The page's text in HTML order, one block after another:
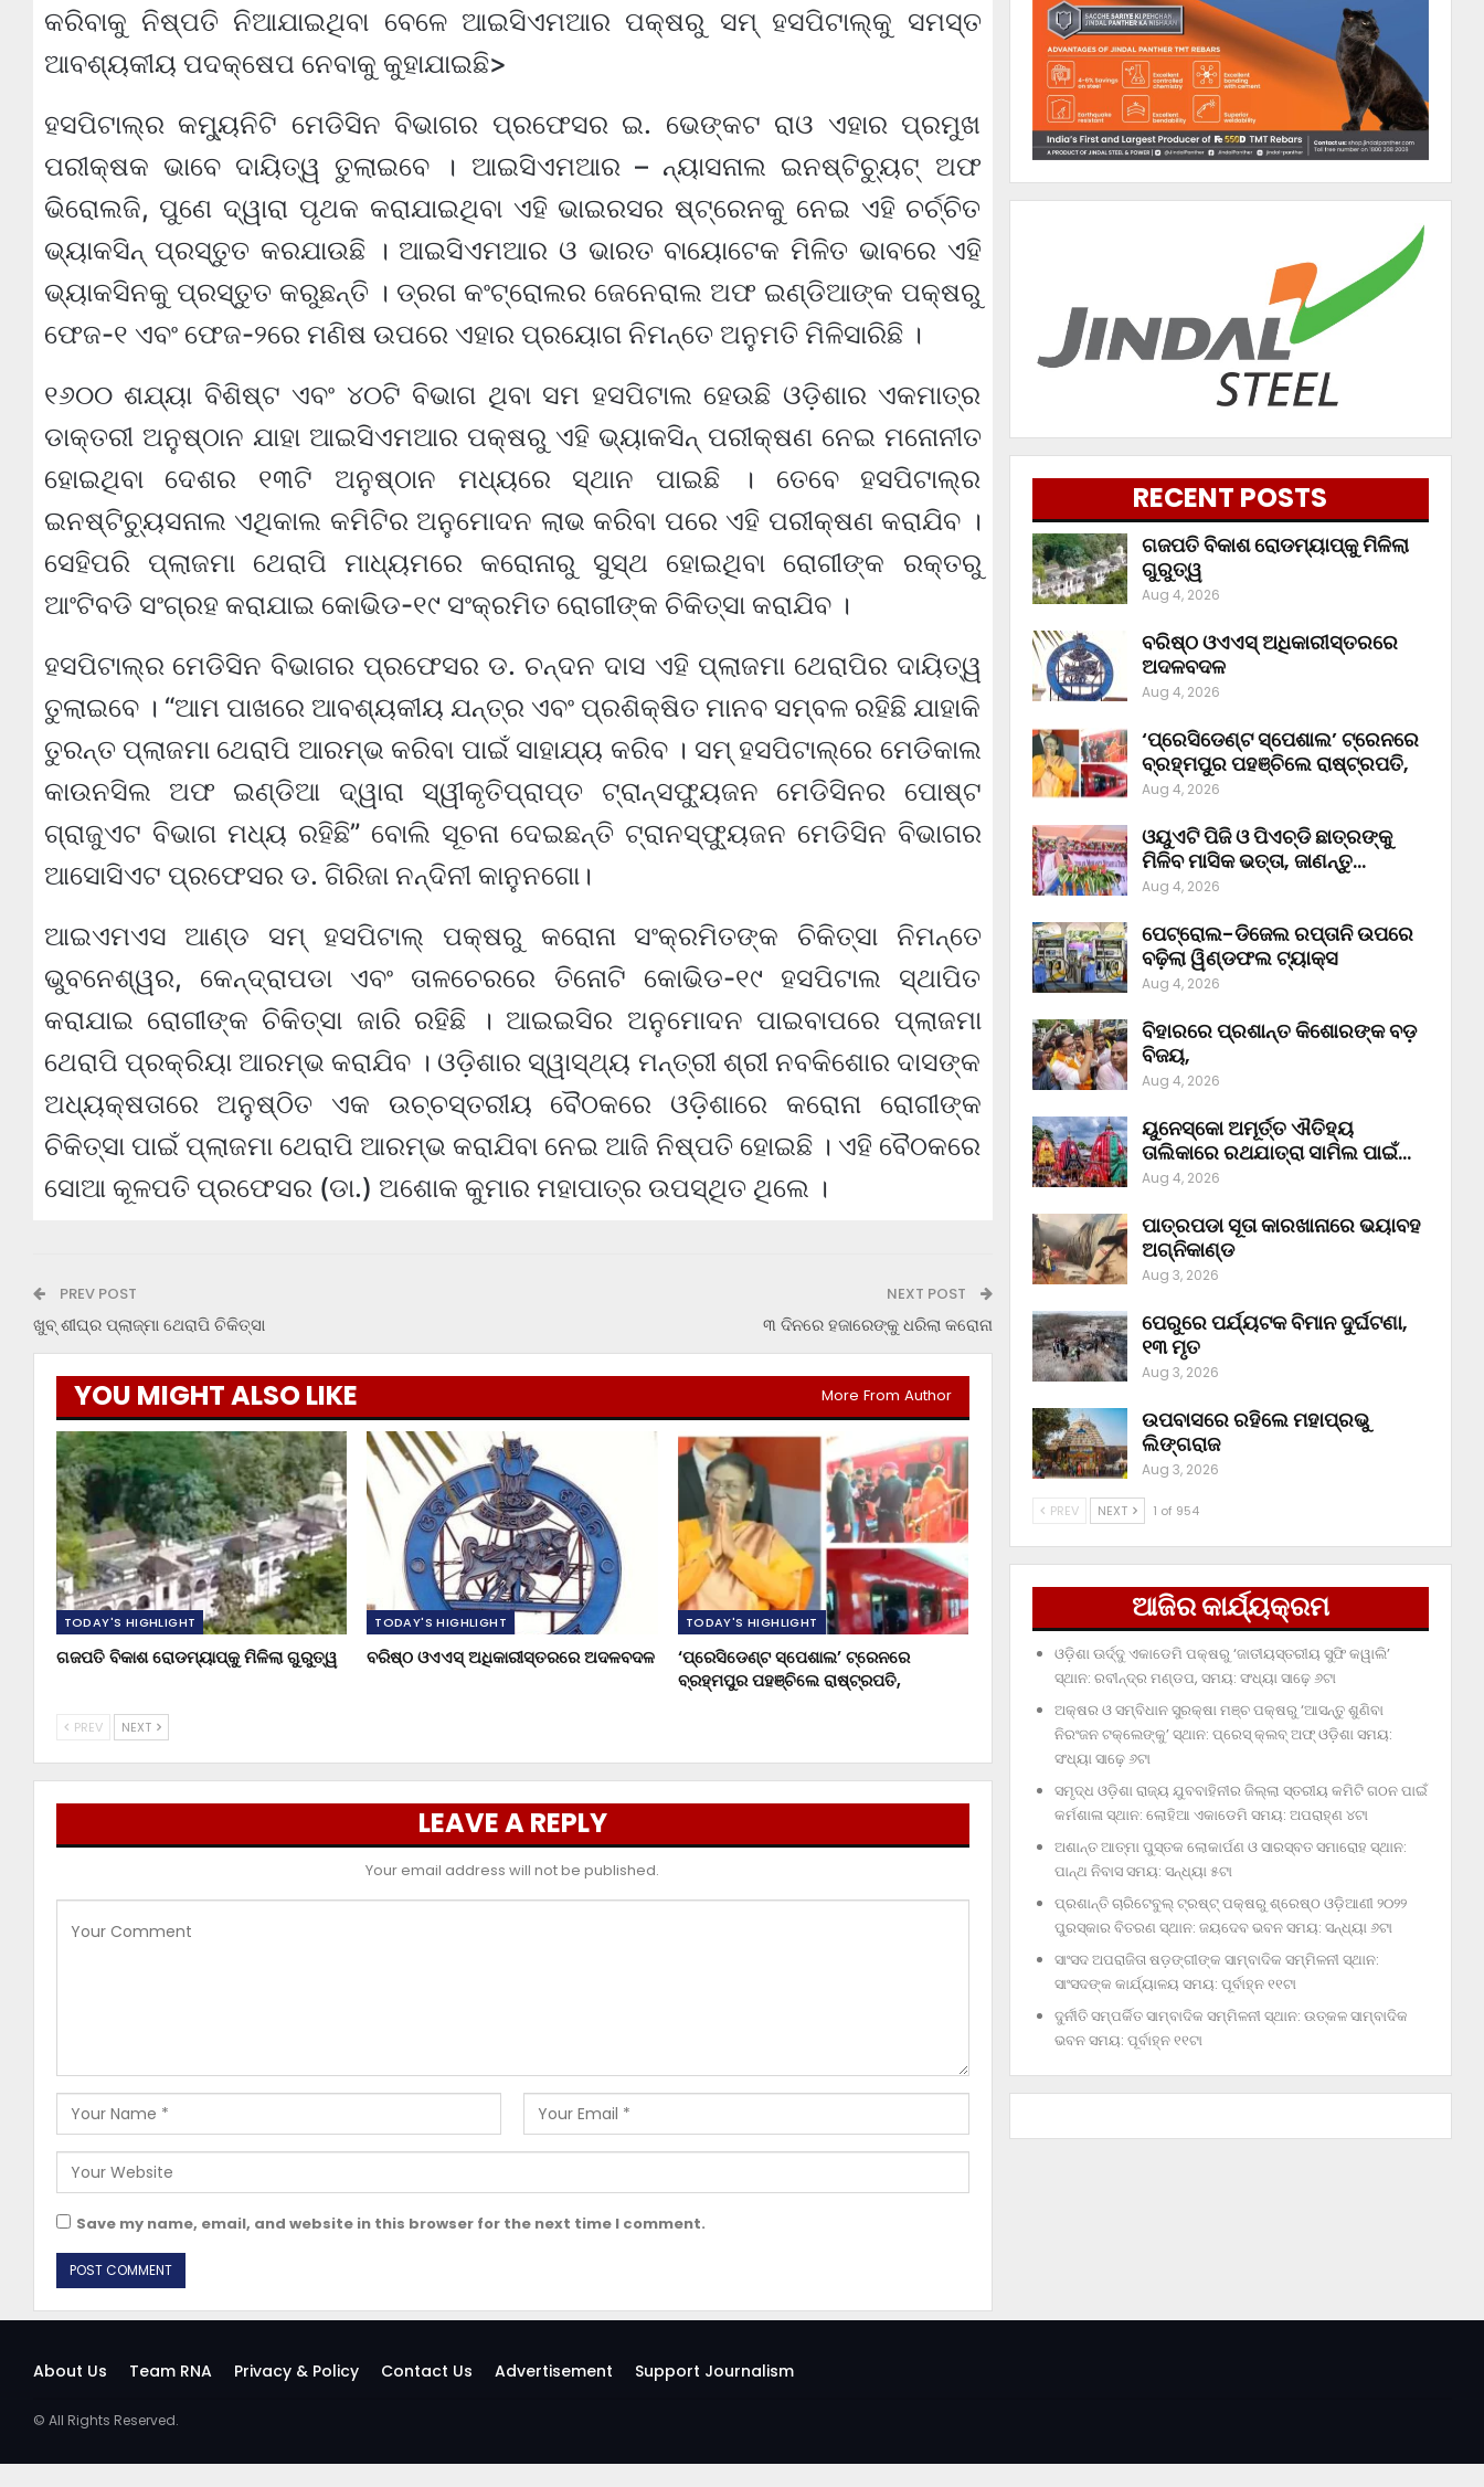
କରିବାକୁ ନିଷ୍ପତି ନିଆଯାଇଥିବା ବେଳେ ଆଇସିଏମଆର ପକ୍ଷରୁ ସମ୍ ହସପିଟାଲ୍‌କୁ ସମସ୍ତ
ଆବଶ୍ୟକୀୟ ପଦକ୍ଷେପ ନେବାକୁ କୁହାଯାଇଛି>
ହସପିଟାଲ୍‌ର କମ୍ୟୁନିଟି ମେଡିସିନ ବିଭାଗର ପ୍ରଫେସର ଇ. ଭେଙ୍କଟ ରାଓ ଏହାର ପ୍ରମୁଖ
ପରୀକ୍ଷକ ଭାବେ ଦାୟିତ୍ୱ ତୁଲାଇବେ । ଆଇସିଏମଆର – ନ୍ୟାସନାଲ ଇନଷ୍ଟିଚ୍ୟୁଟ୍ ଅଫ
ଭିରୋଲଜି, ପୁଣେ ଦ୍ୱାରା ପୃଥକ କରାଯାଇଥିବା ଏହି ଭାଇରସର ଷ୍ଟ୍ରେନକୁ ନେଇ ଏହି ଚର୍ଚ୍ଚିତ
ଭ୍ୟାକସିନ୍ ପ୍ରସ୍ତୁତ କରଯାଉଛି । ଆଇସିଏମଆର ଓ ଭାରତ ବାୟୋଟେକ ମିଳିତ ଭାବରେ ଏହି
ଭ୍ୟାକସିନକୁ ପ୍ରସ୍ତୁତ କରୁଛନ୍ତି । ଡ୍ରଗ କଂଟ୍ରୋଲର ଜେନେରାଲ ଅଫ ଇଣ୍ଡିଆଙ୍କ ପକ୍ଷରୁ
ଫେଜ-୧ ଏବଂ ଫେଜ-୨ରେ ମଣିଷ ଉପରେ ଏହାର ପ୍ରୟୋଗ ନିମନ୍ତେ ଅନୁମତି ମିଳିସାରିଛି ।
୧୬୦୦ ଶଯ୍ୟା ବିଶିଷ୍ଟ ଏବଂ ୪୦ଟି ବିଭାଗ ଥିବା ସମ ହସପିଟାଲ ହେଉଛି ଓଡ଼ିଶାର ଏକମାତ୍ର
ଡାକ୍ତରୀ ଅନୁଷ୍ଠାନ ଯାହା ଆଇସିଏମଆର ପକ୍ଷରୁ ଏହି ଭ୍ୟାକସିନ୍ ପରୀକ୍ଷଣ ନେଇ ମନୋନୀତ
ହୋଇଥିବା ଦେଶର ୧୩ଟି ଅନୁଷ୍ଠାନ ମଧ୍ୟରେ ସ୍ଥାନ ପାଇଛି । ତେବେ ହସପିଟାଲ୍‌ର
ଇନଷ୍ଟିଚ୍ୟୁସନାଲ ଏଥିକାଲ କମିଟିର ଅନୁମୋଦନ ଲାଭ କରିବା ପରେ ଏହି ପରୀକ୍ଷଣ କରାଯିବ ।
ସେହିପରି ପ୍ଲାଜମା ଥେରାପି ମାଧ୍ୟମରେ କରୋନାରୁ ସୁସ୍ଥ ହୋଇଥିବା ରୋଗୀଙ୍କ ରକ୍ତରୁ
ଆଂଟିବଡି ସଂଗ୍ରହ କରାଯାଇ କୋଭିଡ-୧୯ ସଂକ୍ରମିତ ରୋଗୀଙ୍କ ଚିକିତ୍ସା କରାଯିବ ।
ହସପିଟାଲ୍‌ର ମେଡିସିନ ବିଭାଗର ପ୍ରଫେସର ଡ. ଚନ୍ଦନ ଦାସ ଏହି ପ୍ଲାଜମା ଥେରାପିର ଦାୟିତ୍ୱ
ତୁଲାଇବେ । “ଆମ ପାଖରେ ଆବଶ୍ୟକୀୟ ଯନ୍ତ୍ର ଏବଂ ପ୍ରଶିକ୍ଷିତ ମାନବ ସମ୍ବଳ ରହିଛି ଯାହାକି
ତୁରନ୍ତ ପ୍ଲାଜମା ଥେରାପି ଆରମ୍ଭ କରିବା ପାଇଁ ସାହାଯ୍ୟ କରିବ । ସମ୍ ହସପିଟାଲ୍‌ରେ ମେଡିକାଲ
କାଉନସିଲ ଅଫ ଇଣ୍ଡିଆ ଦ୍ୱାରା ସ୍ୱୀକୃତିପ୍ରାପ୍ତ ଟ୍ରାନ୍‌ସଫ୍ୟୁଜନ ମେଡିସିନର ପୋଷ୍ଟ
ଗ୍ରାଜୁଏଟ ବିଭାଗ ମଧ୍ୟ ରହିଛି” ବୋଲି ସୂଚନା ଦେଇଛନ୍ତି ଟ୍ରାନସ୍‌ଫ୍ୟୁଜନ ମେଡିସିନ ବିଭାଗର
ଆସୋସିଏଟ ପ୍ରଫେସର ଡ. ଗିରିଜା ନନ୍ଦିନୀ କାନୁନଗୋ।
ଆଇଏମଏସ ଆଣ୍ଡ ସମ୍ ହସପିଟାଲ୍ ପକ୍ଷରୁ କରୋନା ସଂକ୍ରମିତଙ୍କ ଚିକିତ୍ସା ନିମନ୍ତେ
ଭୁବନେଶ୍ୱର, କେନ୍ଦ୍ରାପଡା ଏବଂ ତାଳଚେରରେ ତିନୋଟି କୋଭିଡ-୧୯ ହସପିଟାଲ ସ୍ଥାପିତ
କରାଯାଇ ରୋଗୀଙ୍କ ଚିକିତ୍ସା ଜାରି ରହିଛି । ଆଇଇସିର ଅନୁମୋଦନ ପାଇବାପରେ ପ୍ଲାଜମା
ଥେରାପି ପ୍ରକ୍ରିୟା ଆରମ୍ଭ କରାଯିବ । ଓଡ଼ିଶାର ସ୍ୱାସ୍ଥ୍ୟ ମନ୍ତ୍ରୀ ଶ୍ରୀ ନବକିଶୋର ଦାସଙ୍କ
ଅଧ୍ୟକ୍ଷତାରେ ଅନୁଷ୍ଠିତ ଏକ ଉଚ୍ଚସ୍ତରୀୟ ବୈଠକରେ ଓଡ଼ିଶାରେ କରୋନା ରୋଗୀଙ୍କ
ଚିକିତ୍ସା ପାଇଁ ପ୍ଲାଜମା ଥେରାପି ଆରମ୍ଭ କରାଯିବା ନେଇ ଆଜି ନିଷ୍ପତି ହୋଇଛି । ଏହି ବୈଠକରେ
ସୋଆ କୂଳପତି ପ୍ରଫେସର (ଡା.) ଅଶୋକ କୁମାର ମହାପାତ୍ର ଉପସ୍ଥିତ ଥିଲେ ।
PREV POST
ଖୁବ୍ ଶୀଘ୍ର ପ୍ଲାଜ୍‌ମା ଥେରାପି ଚିକିତ୍ସା
NEXT POST
୩ ଦିନରେ ହଜାରେଙ୍କୁ ଧରିଲା କରୋନା
YOU MIGHT ALSO LIKE More From Author
TODAY'S HIGHLIGHT
ଗଜପତି ବିକାଶ ରୋଡମ୍ୟାପ୍‌କୁ ମିଳିଲା ଗୁରୁତ୍ୱ
TODAY'S HIGHLIGHT
ବରିଷ୍ଠ ଓଏଏସ୍‌ ଅଧିକାରୀସ୍ତରରେ ଅଦଳବଦଳ
TODAY'S HIGHLIGHT
‘ପ୍ରେସିଡେଣ୍ଟ ସ୍ପେଶାଲ’ ଟ୍ରେନରେ
ବ୍ରହ୍ମପୁର ପହଞ୍ଚିଲେ ରାଷ୍ଟ୍ରପତି,
PREV NEXT
LEAVE A REPLY
Your email address will not be published.
Save my name, email, and website in this browser for the next time I comment.
RECENT POSTS
ଗଜପତି ବିକାଶ ରୋଡମ୍ୟାପ୍‌କୁ ମିଳିଲା
ଗୁରୁତ୍ୱ
Aug 4, 2026
ବରିଷ୍ଠ ଓଏଏସ୍‌ ଅଧିକାରୀସ୍ତରରେ
ଅଦଳବଦଳ
Aug 4, 2026
‘ପ୍ରେସିଡେଣ୍ଟ ସ୍ପେଶାଲ’ ଟ୍ରେନରେ
ବ୍ରହ୍ମପୁର ପହଞ୍ଚିଲେ ରାଷ୍ଟ୍ରପତି,
Aug 4, 2026
ଓୟୁଏଟି ପିଜି ଓ ପିଏଚ୍‌ଡି ଛାତ୍ରଙ୍କୁ
ମିଳିବ ମାସିକ ଭତ୍ତା, ଜାଣନ୍ତୁ…
Aug 4, 2026
ପେଟ୍ରୋଲ-ଡିଜେଲ ରପ୍ତାନି ଉପରେ
ବଢ଼ିଲା ୱିଣ୍ଡଫଲ ଟ୍ୟାକ୍ସ
Aug 4, 2026
ବିହାରରେ ପ୍ରଶାନ୍ତ କିଶୋରଙ୍କ ବଡ଼
ବିଜୟ,
Aug 4, 2026
ୟୁନେସ୍କୋ ଅମୂର୍ତ୍ତ ଐତିହ୍ୟ
ତାଲିକାରେ ରଥଯାତ୍ରା ସାମିଲ ପାଇଁ…
Aug 4, 2026
ପାତ୍ରପଡା ସୂତା କାରଖାନାରେ ଭୟାବହ
ଅଗ୍ନିକାଣ୍ଡ
Aug 3, 2026
ପେରୁରେ ପର୍ଯ୍ୟଟକ ବିମାନ ଦୁର୍ଘଟଣା,
୧୩ ମୃତ
Aug 3, 2026
ଉପବାସରେ ରହିଲେ ମହାପ୍ରଭୁ
ଲିଙ୍ଗରାଜ
Aug 3, 2026
PREV NEXT 1 of 954
ଆଜିର କାର୍ଯ୍ୟକ୍ରମ
ଓଡ଼ିଶା ଊର୍ଦ୍ଦୁ ଏକାଡେମି ପକ୍ଷରୁ ‘ଜାତୀୟସ୍ତରୀୟ ସୁଫି କୱାଲି’
ସ୍ଥାନ: ରବୀନ୍ଦ୍ର ମଣ୍ଡପ, ସମୟ: ସଂଧ୍ୟା ସାଢ଼େ ୬ଟା
ଅକ୍ଷର ଓ ସମ୍ବିଧାନ ସୁରକ୍ଷା ମଞ୍ଚ ପକ୍ଷରୁ ‘ଆସନ୍ତୁ ଶୁଣିବା
ନିରଂଜନ ଟକ୍‌ଲେଙ୍କୁ’ ସ୍ଥାନ: ପ୍ରେସ୍‌ କ୍ଲବ୍‌ ଅଫ୍‌ ଓଡ଼ିଶା ସମୟ:
ସଂଧ୍ୟା ସାଢ଼େ ୬ଟା
ସମୃଦ୍ଧ ଓଡ଼ିଶା ରାଜ୍ୟ ଯୁବବାହିନୀର ଜିଲ୍ଲା ସ୍ତରୀୟ କମିଟି ଗଠନ ପାଇଁ
କର୍ମଶାଳା ସ୍ଥାନ: ଲୋହିଆ ଏକାଡେମି ସମୟ: ଅପରାହ୍‌ଣ ୪ଟା
ଅଶାନ୍ତ ଆତ୍ମା ପୁସ୍ତକ ଲୋକାର୍ପଣ ଓ ସାରସ୍ବତ ସମାରୋହ ସ୍ଥାନ:
ପାନ୍ଥ ନିବାସ ସମୟ: ସନ୍ଧ୍ୟା ୫ଟା
ପ୍ରଶାନ୍ତି ଚାରିଟେବୁଲ୍‌ ଟ୍ରଷ୍ଟ୍‌ ପକ୍ଷରୁ ଶ୍ରେଷ୍ଠ ଓଡ଼ିଆଣୀ ୨୦୨୨
ପୁରସ୍କାର ବିତରଣ ସ୍ଥାନ: ଜୟଦେବ ଭବନ ସମୟ: ସନ୍ଧ୍ୟା ୬ଟା
ସାଂସଦ ଅପରାଜିତା ଷଡ଼ଙ୍ଗୀଙ୍କ ସାମ୍ବାଦିକ ସମ୍ମିଳନୀ ସ୍ଥାନ:
ସାଂସଦଙ୍କ କାର୍ଯ୍ୟାଳୟ ସମୟ: ପୂର୍ବାହ୍ନ ୧୧ଟା
ଦୁର୍ନୀତି ସମ୍ପର୍କିତ ସାମ୍ବାଦିକ ସମ୍ମିଳନୀ ସ୍ଥାନ: ଉତ୍କଳ ସାମ୍ବାଦିକ
ଭବନ ସମୟ: ପୂର୍ବାହ୍ନ ୧୧ଟା
About Us Team RNA Privacy & Policy Contact Us Advertisement Support Journalism
© All Rights Reserved.